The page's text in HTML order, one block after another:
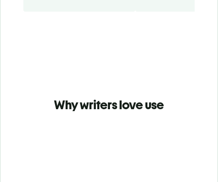
Why writers love use